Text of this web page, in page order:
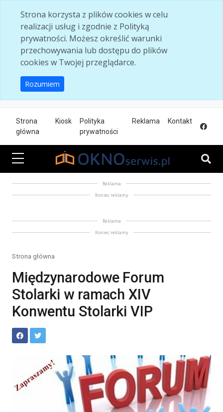
Strona korzysta z plików cookies w celu
realizacji usług i zgodnie z Polityką
prywatności. Możesz określić warunki
przechowywania lub dostępu do plików
cookies w Twojej przeglądarce.
Rozumiem
Strona
główna
Kiosk
Polityka
prywatności
Reklama Kontakt
Reklama
Koniec reklamy
Reklama
Koniec reklamy
Strona główna
Międzynarodowe Forum
Stolarki w ramach XIV
Konwentu Stolarki VIP